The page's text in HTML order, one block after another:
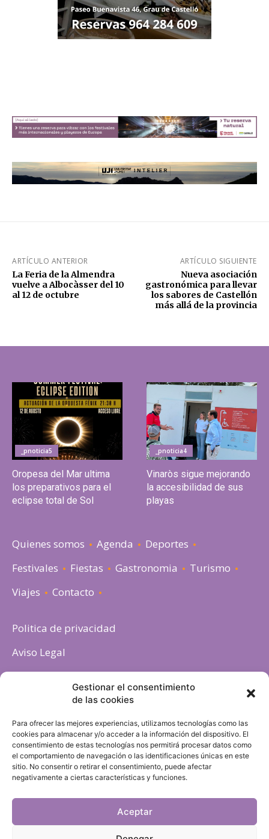
Gestionar el consentimiento
de las cookies
Para ofrecer las mejores experiencias, utilizamos tecnologías como las
cookies para almacenar y/o acceder a la información del dispositivo. El
consentimiento de estas tecnologías nos permitirá procesar datos como
el comportamiento de navegación o las identificaciones únicas en este
sitio. No consentir o retirar el consentimiento, puede afectar
negativamente a ciertas características y funciones.
Aceptar
ARTÍCULO ANTERIOR
La Feria de la Almendra
vuelve a Albocàsser del 10
al 12 de octubre
ARTÍCULO SIGUIENTE
Nueva asociación
gastronómica para llevar
los sabores de Castellón
más allá de la provincia
_pnoticia5
Oropesa del Mar ultima
los preparativos para el
eclipse total de Sol
_pnoticia4
Vinaròs sigue mejorando
la accesibilidad de sus
playas
Quienes somos Agenda
Deportes
Festivales
Fiestas Gastronomia
Turismo
Viajes
Contacto
Politica de privacidad
Aviso Legal
Política de cookies